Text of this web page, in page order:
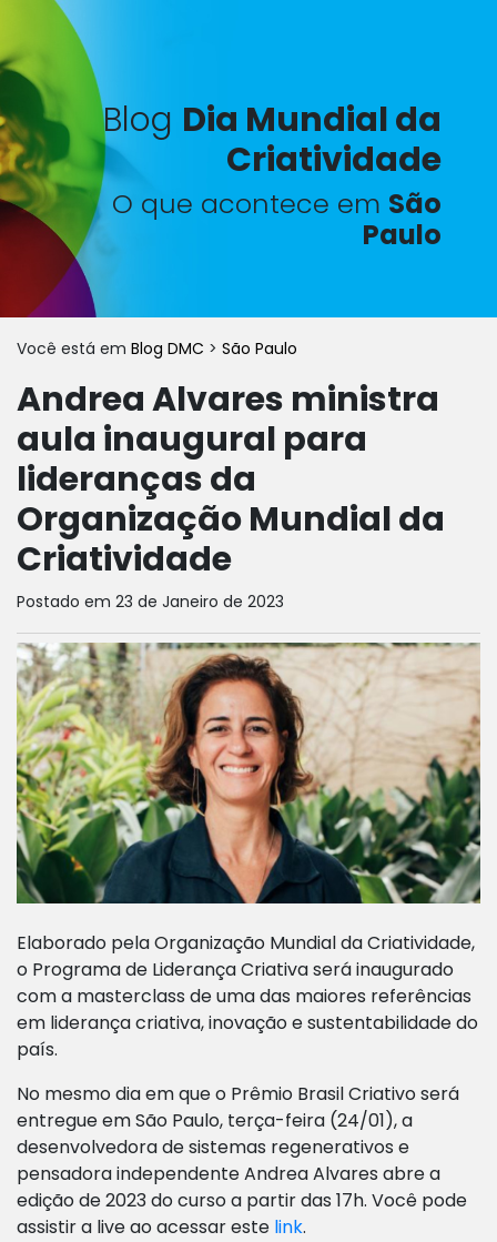
Blog Dia Mundial da
Criatividade
O que acontece em São
Paulo
Você está em Blog DMC > São Paulo
Andrea Alvares ministra
aula inaugural para
lideranças da
Organização Mundial da
Criatividade
Postado em 23 de Janeiro de 2023
Elaborado pela Organização Mundial da Criatividade,
o Programa de Liderança Criativa será inaugurado
com a masterclass de uma das maiores referências
em liderança criativa, inovação e sustentabilidade do
país.
No mesmo dia em que o Prêmio Brasil Criativo será
entregue em São Paulo, terça-feira (24/01), a
desenvolvedora de sistemas regenerativos e
pensadora independente Andrea Alvares abre a
edição de 2023 do curso a partir das 17h. Você pode
assistir a live ao acessar este link.